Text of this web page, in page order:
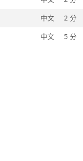
中文
2 分
中文 5 分